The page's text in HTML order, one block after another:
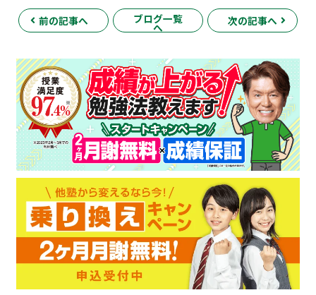
前の記事へ ブログ一覧
へ
次の記事へ